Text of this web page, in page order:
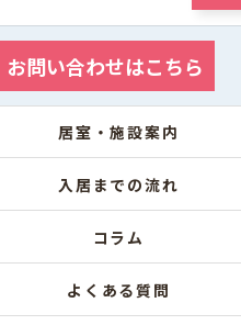
お問い合わせはこちら
居室・施設案内
入居までの流れ
コラム
よくある質問